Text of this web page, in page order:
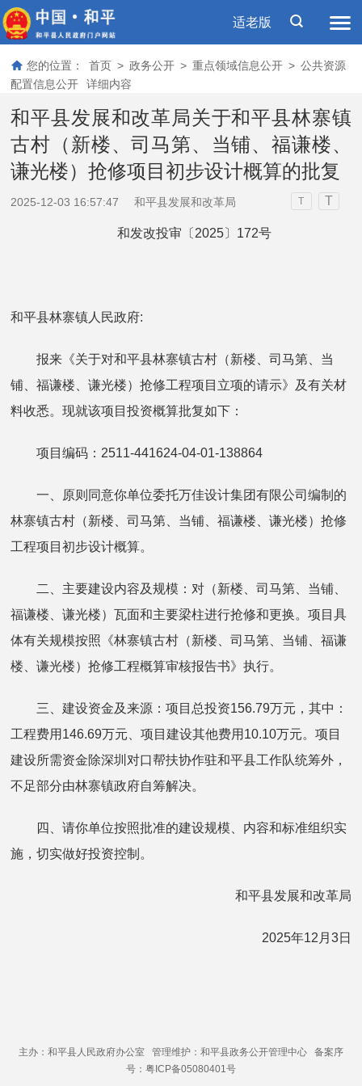
适老版
您的位置： 首页 > 政务公开 > 重点领域信息公开 > 公共资源
配置信息公开
详细内容
和平县发展和改革局关于和平县林寨镇
古村（新楼、司马第、当铺、福谦楼、
谦光楼）抢修项目初步设计概算的批复
2025-12-03 16:57:47 和平县发展和改革局 T T
和发改投审〔2025〕172号
和平县林寨镇人民政府:
报来《关于对和平县林寨镇古村（新楼、司马第、当
铺、福谦楼、谦光楼）抢修工程项目立项的请示》及有关材
料收悉。现就该项目投资概算批复如下：
项目编码：2511-441624-04-01-138864
一、原则同意你单位委托万佳设计集团有限公司编制的
林寨镇古村（新楼、司马第、当铺、福谦楼、谦光楼）抢修
工程项目初步设计概算。
二、主要建设内容及规模：对（新楼、司马第、当铺、
福谦楼、谦光楼）瓦面和主要梁柱进行抢修和更换。项目具
体有关规模按照《林寨镇古村（新楼、司马第、当铺、福谦
楼、谦光楼）抢修工程概算审核报告书》执行。
三、建设资金及来源：项目总投资156.79万元，其中：
工程费用146.69万元、项目建设其他费用10.10万元。项目
建设所需资金除深圳对口帮扶协作驻和平县工作队统筹外，
不足部分由林寨镇政府自筹解决。
四、请你单位按照批准的建设规模、内容和标准组织实
施，切实做好投资控制。
和平县发展和改革局
2025年12月3日
主办：和平县人民政府办公室 管理维护：和平县政务公开管理中心 备案序
号：粤ICP备05080401号